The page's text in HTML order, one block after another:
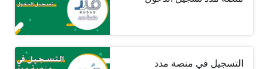
التسجيل في منصة مدد